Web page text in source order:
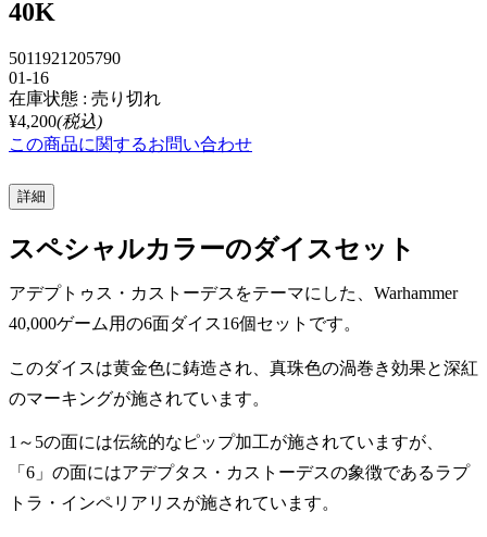
40K
5011921205790
01-16
在庫状態 : 売り切れ
¥4,200(税込)
この商品に関するお問い合わせ
詳細
スペシャルカラーのダイスセット
アデプトゥス・カストーデスをテーマにした、Warhammer
40,000ゲーム用の6面ダイス16個セットです。
このダイスは黄金色に鋳造され、真珠色の渦巻き効果と深紅
のマーキングが施されています。
1～5の面には伝統的なピップ加工が施されていますが、
「6」の面にはアデプタス・カストーデスの象徴であるラプ
トラ・インペリアリスが施されています。